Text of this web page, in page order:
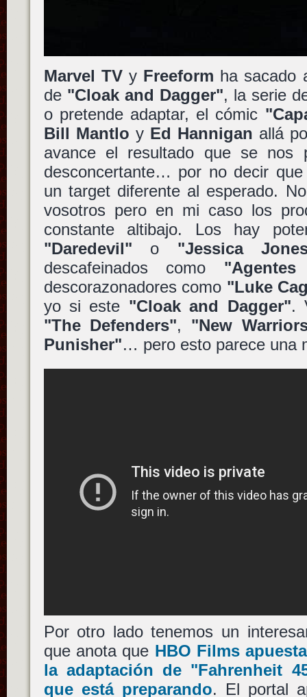
Marvel TVy Freeform ha sacado
de "Cloak and Dagger", la serie
o pretende adaptar, el cómic
Bill Mantlo y Ed Hannigan allá
avance el resultado que se nos
desconcertante… por no decir
un target diferente al esperado.
vosotros pero en mi caso los
constante altibajo. Los hay
"Daredevil" o "Jessica
descafeinados como
descorazonadores como "Luke
yo si este "Cloak and Dagger".
"The Defenders", "New
Punisher"… pero esto parece una
Por otro lado tenemos un
que anota que HBO Films
la adaptación de "Fahrenheit
que está preparando. El portal